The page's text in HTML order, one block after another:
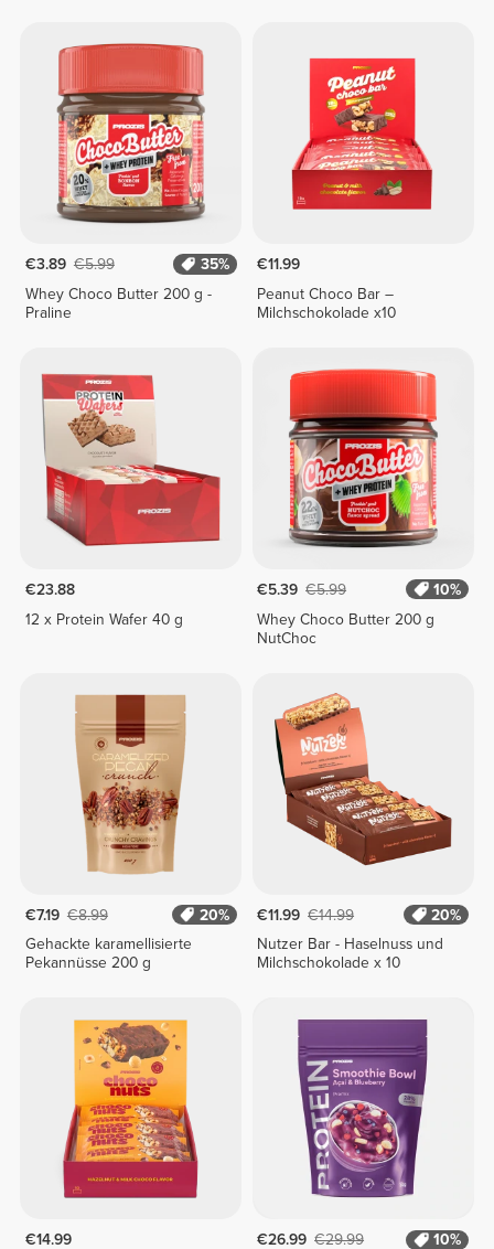
€3.89 €5.99
35%
Whey Choco Butter 200 g -
Praline
€11.99
Peanut Choco Bar –
Milchschokolade x10
€23.88
12 x Protein Wafer 40 g
€5.39 €5.99
10%
Whey Choco Butter 200 g
NutChoc
€7.19 €8.99
20%
Gehackte karamellisierte
Pekannüsse 200 g
€11.99 €14.99
20%
Nutzer Bar - Haselnuss und
Milchschokolade x 10
€14.99 €26.99 €29.99 10%